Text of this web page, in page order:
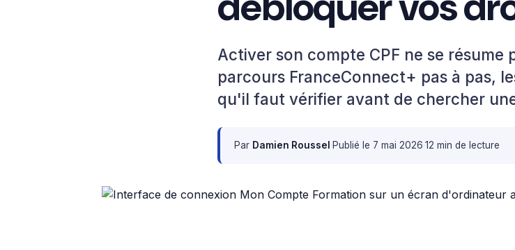
Activer son compte CPF ne se résume
parcours FranceConnect+ pas à pas,
qu'il faut vérifier avant de chercher
Par Damien Roussel ·Publié le 7 mai 2026·12 min de lecture